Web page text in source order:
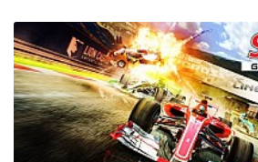
Super Indie Karts